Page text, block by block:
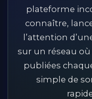
plateforme
connaître,
l’attention
sur un réseau
publiées
simple de